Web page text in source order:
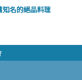
名的絕品料理